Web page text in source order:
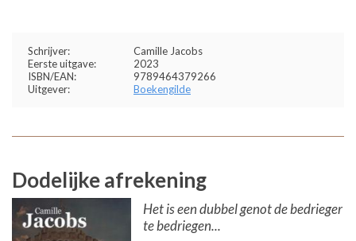
Schrijver:
Camille Jacobs
Eerste uitgave:
2023
ISBN/EAN:
9789464379266
Uitgever:
Boekengilde
Dodelijke afrekening
Het is een dubbel genot de bedrieger
te bedriegen...